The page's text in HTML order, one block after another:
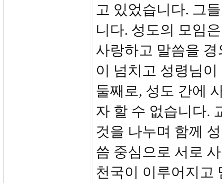
고 있었습니다. 그
니다. 성도의 모임
사랑하고 말씀을
이 넘치고 성령님
둘째로, 성도 간에
자 할 수 없습니다.
것을 나누며 함께
씀 중심으로 서로
천국이 이루어지고